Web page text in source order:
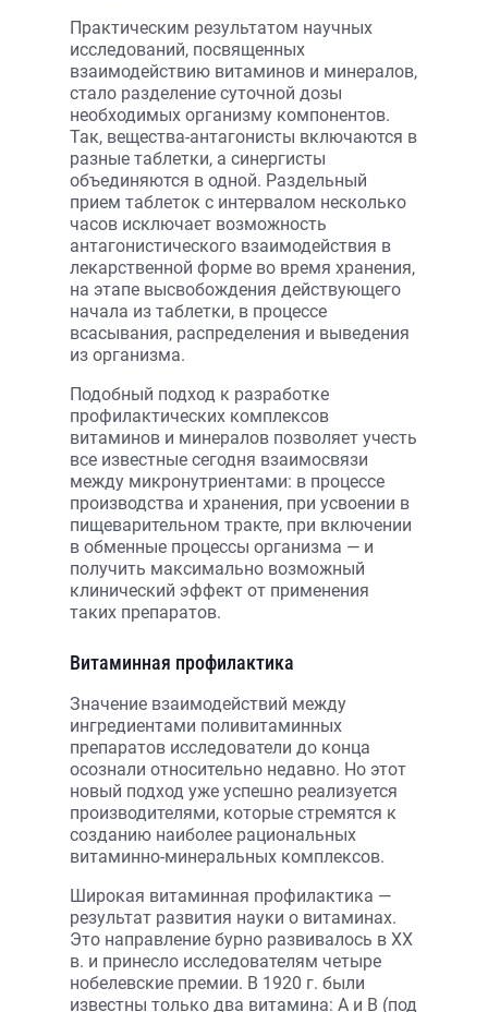
Практическим результатом научных
исследований, посвященных
взаимодействию витаминов и минералов,
стало разделение суточной дозы
необходимых организму компонентов.
Так, вещества-антагонисты включаются в
разные таблетки, а синергисты
объединяются в одной. Раздельный
прием таблеток с интервалом несколько
часов исключает возможность
антагонистического взаимодействия в
лекарственной форме во время хранения,
на этапе высвобождения действующего
начала из таблетки, в процессе
всасывания, распределения и выведения
из организма.
Подобный подход к разработке
профилактических комплексов
витаминов и минералов позволяет учесть
все известные сегодня взаимосвязи
между микронутриентами: в процессе
производства и хранения, при усвоении в
пищеварительном тракте, при включении
в обменные процессы организма — и
получить максимально возможный
клинический эффект от применения
таких препаратов.
Витаминная профилактика
Значение взаимодействий между
ингредиентами поливитаминных
препаратов исследователи до конца
осознали относительно недавно. Но этот
новый подход уже успешно реализуется
производителями, которые стремятся к
созданию наиболее рациональных
витаминно-минеральных комплексов.
Широкая витаминная профилактика —
результат развития науки о витаминах.
Это направление бурно развивалось в ХХ
в. и принесло исследователям четыре
нобелевские премии. В 1920 г. были
известны только два витамина: А и В (под